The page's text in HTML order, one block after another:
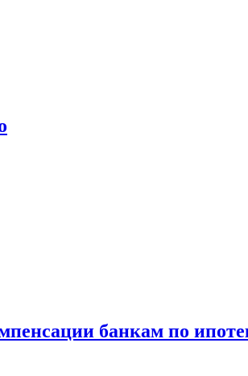
банкам по